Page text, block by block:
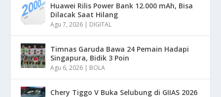
Huawei Rilis Power Bank 12.000 mAh, Bisa
Dilacak Saat Hilang
Agu 7, 2026 | DIGITAL
Timnas Garuda Bawa 24 Pemain Hadapi
Singapura, Bidik 3 Poin
Agu 6, 2026 | BOLA
Chery Tiggo V Buka Selubung di GIIAS 2026